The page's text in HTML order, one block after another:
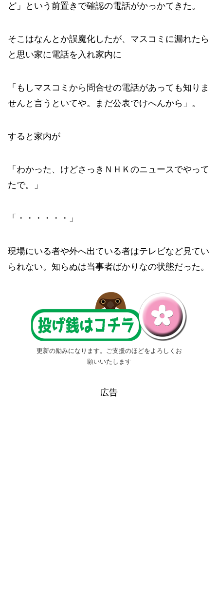
ど」という前置きで確認の電話がかっかてきた。
そこはなんとか誤魔化したが、マスコミに漏れたら
と思い家に電話を入れ家内に
「もしマスコミから問合せの電話があっても知りま
せんと言うといてや。まだ公表でけへんから」。
すると家内が
「わかった、けどさっきＮＨＫのニュースでやって
たで。」
「・・・・・・」
現場にいる者や外へ出ている者はテレビなど見てい
られない。知らぬは当事者ばかりなの状態だった。
更新の励みになります。ご支援のほどをよろしくお
願いいたします
広告